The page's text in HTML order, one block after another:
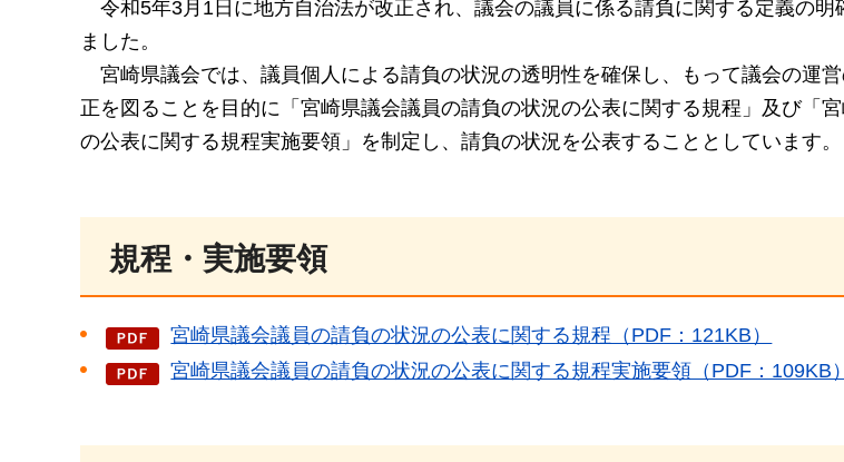
令和5年3月1日に地方自治法が改正され、議会の議員に係る請負に関する定義の
ました。
宮崎県議会では、議員個人による請負の状況の透明性を確保し、もって議会の運
正を図ることを目的に「宮崎県議会議員の請負の状況の公表に関する規程」及び「
の公表に関する規程実施要領」を制定し、請負の状況を公表することとしています。
規程・実施要領
宮崎県議会議員の請負の状況の公表に関する規程（PDF：121KB）
宮崎県議会議員の請負の状況の公表に関する規程実施要領（PDF：109KB）